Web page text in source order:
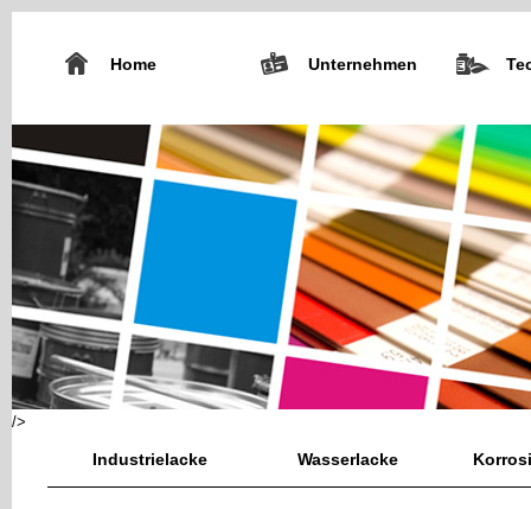
Home Unternehmen
/>
Industrielacke Wasserlacke